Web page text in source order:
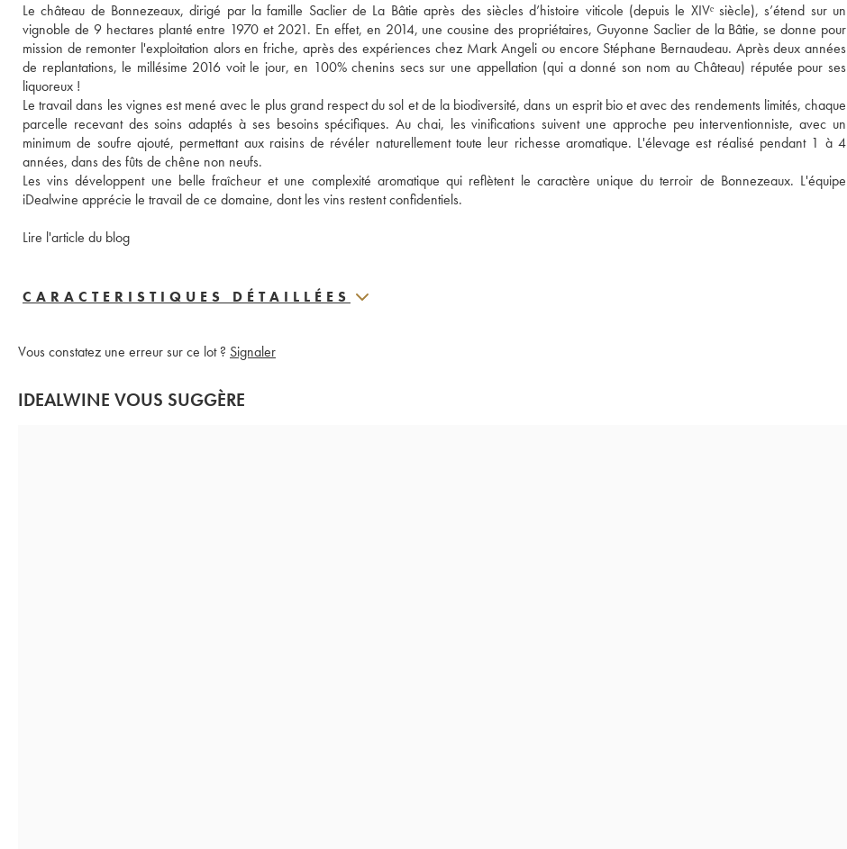
Le château de Bonnezeaux, dirigé par la famille Saclier de La Bâtie après des siècles d’histoire viticole (depuis le XIVᵉ siècle), s’étend sur un
vignoble de 9 hectares planté entre 1970 et 2021. En effet, en 2014, une cousine des propriétaires, Guyonne Saclier de la Bâtie, se donne pour
mission de remonter l'exploitation alors en friche, après des expériences chez Mark Angeli ou encore Stéphane Bernaudeau. Après deux années
de replantations, le millésime 2016 voit le jour, en 100% chenins secs sur une appellation (qui a donné son nom au Château) réputée pour ses
liquoreux !
Le travail dans les vignes est mené avec le plus grand respect du sol et de la biodiversité, dans un esprit bio et avec des rendements limités, chaque
parcelle recevant des soins adaptés à ses besoins spécifiques. Au chai, les vinifications suivent une approche peu interventionniste, avec un
minimum de soufre ajouté, permettant aux raisins de révéler naturellement toute leur richesse aromatique. L'élevage est réalisé pendant 1 à 4
années, dans des fûts de chêne non neufs.
Les vins développent une belle fraîcheur et une complexité aromatique qui reflètent le caractère unique du terroir de Bonnezeaux. L'équipe
iDealwine apprécie le travail de ce domaine, dont les vins restent confidentiels.
Lire l'article du blog
CARACTERISTIQUES DÉTAILLÉES
Vous constatez une erreur sur ce lot ? Signaler
IDEALWINE VOUS SUGGÈRE